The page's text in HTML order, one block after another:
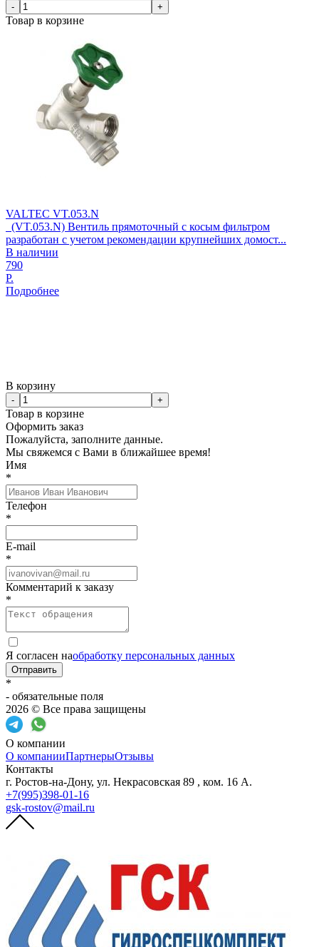
- +
Товар в корзине
VALTEC VT.053.N
(VT.053.N) Вентиль прямоточный с косым фильтром
разработан с учетом рекомендации крупнейших домост...
В наличии
790
Р.
Подробнее
В корзину
- +
Товар в корзине
Оформить заказ
Пожалуйста, заполните данные.
Мы свяжемся с Вами в ближайшее время!
Имя
*
Телефон
*
E-mail
*
Комментарий к заказу
*
Я согласен наобработку персональных данных
Отправить
*
- обязательные поля
2026 © Все права защищены
О компании
О компанииПартнерыОтзывы
Контакты
г. Ростов-на-Дону, ул. Некрасовская 89 , ком. 16 А.
+7(995)398-01-16
gsk-rostov@mail.ru